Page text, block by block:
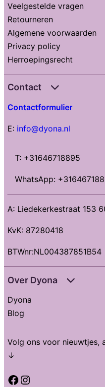
Veelgestelde vragen
Retourneren
Algemene voorwaarden
Privacy policy
Herroepingsrecht
Contact
Contactformulier
E: info@dyona.nl
T: +31646718895
WhatsApp:
A: Liedekerkestraat 153
KvK: 87280418
BTWnr:NL004387851B54
Over Dyona
Dyona
Blog
Volg ons voor nieuwtjes,
↓
Facebook Instagram